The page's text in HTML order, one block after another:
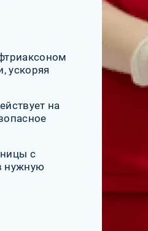
ускоряя
на
с
нужную